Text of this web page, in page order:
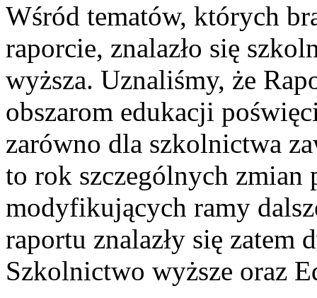
Wśród tematów, których
raporcie, znalazło się
wyższa. Uznaliśmy, że
obszarom edukacji
zarówno dla szkolnictwa
to rok szczególnych zmian
modyfikujących ramy
raportu znalazły się zatem
Szkolnictwo wyższe oraz